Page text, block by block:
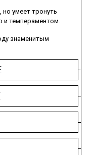
умеет тронуть
и темпераментом.
знаменитым
чувственность,
своей